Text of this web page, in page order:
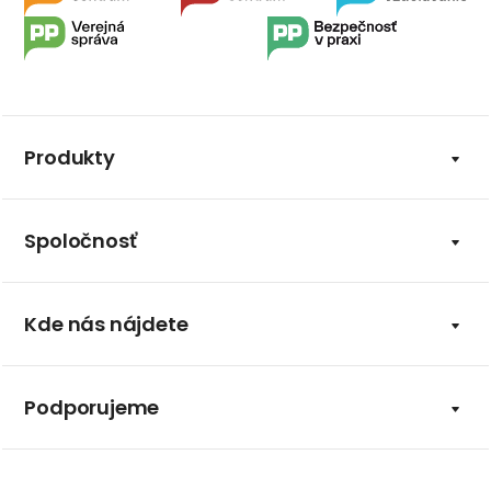
Produkty
Spoločnosť
Kde nás nájdete
Podporujeme